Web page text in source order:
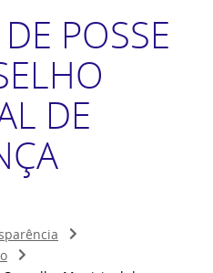
POSSE
DE